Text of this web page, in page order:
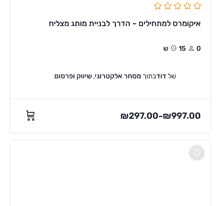
איקומרס למתחילים – הדרך לבניית מותג מצליח
0 15ש
שלדודבתוך מסחר אלקטרוני, שיווק ופרסום
₪297.00–₪997.00